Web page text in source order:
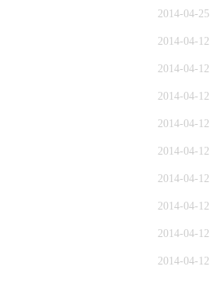
2014-04-25
2014-04-12
2014-04-12
2014-04-12
2014-04-12
2014-04-12
2014-04-12
2014-04-12
2014-04-12
2014-04-12